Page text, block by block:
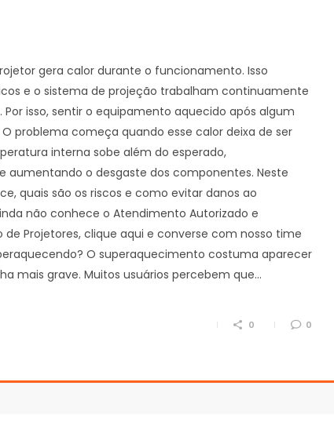
gera calor durante o funcionamento. Isso
e o sistema de projeção trabalham continuamente
isso, sentir o equipamento aquecido após algum
problema começa quando esse calor deixa de ser
interna sobe além do esperado,
o desgaste dos componentes. Neste
quais são os riscos e como evitar danos ao
não conhece o Atendimento Autorizado e
Projetores, clique aqui e converse com nosso time
O superaquecimento costuma aparecer
mais grave. Muitos usuários percebem que…
0 0